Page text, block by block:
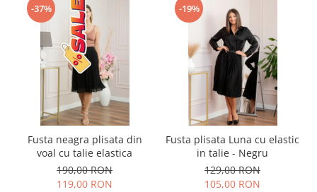
-37%
Fusta neagra plisata din
voal cu talie elastica
190,00 RON
119,00 RON
-19%
Fusta plisata Luna cu elastic
in talie - Negru
129,00 RON
105,00 RON